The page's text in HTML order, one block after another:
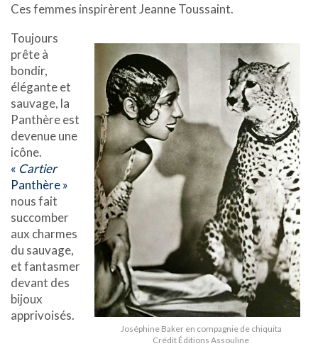
Ces femmes inspirèrent Jeanne Toussaint.
Joséphine Baker en compagnie de chiquita
Crédit Éditions Assouline
Toujours
prête à
bondir,
élégante et
sauvage, la
Panthère est
devenue une
icône.
« Cartier
Panthère »
nous fait
succomber
aux charmes
du sauvage,
et fantasmer
devant des
bijoux
apprivoisés.